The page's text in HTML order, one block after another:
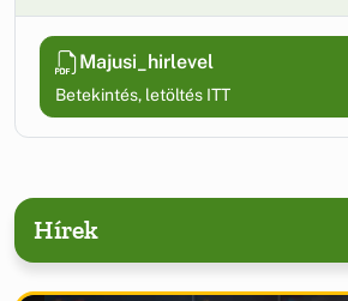
Majusi_hirlevel
Betekintés, letöltés ITT
Hírek